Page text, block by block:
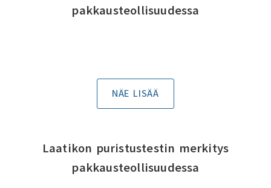
pakkausteollisuudessa
NÄE LISÄÄ
Laatikon puristustestin merkitys
pakkausteollisuudessa